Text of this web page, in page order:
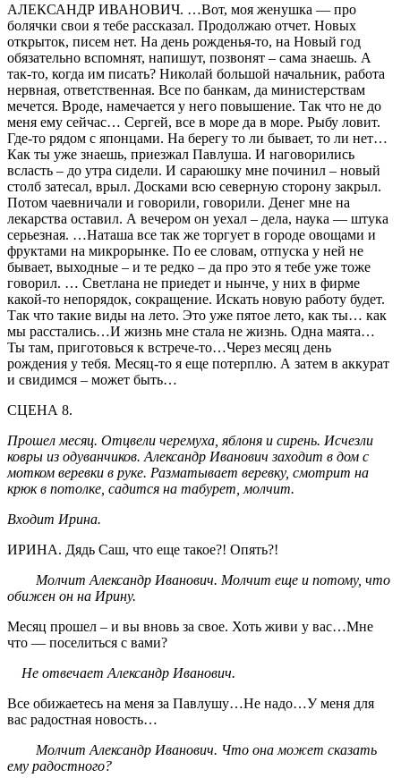
АЛЕКСАНДР ИВАНОВИЧ. …Вот, моя женушка — про
болячки свои я тебе рассказал. Продолжаю отчет. Новых
открыток, писем нет. На день рожденья-то, на Новый год
обязательно вспомнят, напишут, позвонят – сама знаешь. А
так-то, когда им писать? Николай большой начальник, работа
нервная, ответственная. Все по банкам, да министерствам
мечется. Вроде, намечается у него повышение. Так что не до
меня ему сейчас… Сергей, все в море да в море. Рыбу ловит.
Где-то рядом с японцами. На берегу то ли бывает, то ли нет…
Как ты уже знаешь, приезжал Павлуша. И наговорились
всласть – до утра сидели. И сараюшку мне починил – новый
столб затесал, врыл. Досками всю северную сторону закрыл.
Потом чаевничали и говорили, говорили. Денег мне на
лекарства оставил. А вечером он уехал – дела, наука — штука
серьезная. …Наташа все так же торгует в городе овощами и
фруктами на микрорынке. По ее словам, отпуска у ней не
бывает, выходные – и те редко – да про это я тебе уже тоже
говорил. … Светлана не приедет и нынче, у них в фирме
какой-то непорядок, сокращение. Искать новую работу будет.
Так что такие виды на лето. Это уже пятое лето, как ты… как
мы расстались…И жизнь мне стала не жизнь. Одна маята…
Ты там, приготовься к встрече-то…Через месяц день
рождения у тебя. Месяц-то я еще потерплю. А затем в аккурат
и свидимся – может быть…
СЦЕНА 8.
Прошел месяц. Отцвели черемуха, яблоня и сирень. Исчезли
ковры из одуванчиков. Александр Иванович заходит в дом с
мотком веревки в руке. Разматывает веревку, смотрит на
крюк в потолке, садится на табурет, молчит.
Входит Ирина.
ИРИНА. Дядь Саш, что еще такое?! Опять?!
Молчит Александр Иванович. Молчит еще и потому, что
обижен он на Ирину.
Месяц прошел – и вы вновь за свое. Хоть живи у вас…Мне
что — поселиться с вами?
Не отвечает Александр Иванович.
Все обижаетесь на меня за Павлушу…Не надо…У меня для
вас радостная новость…
Молчит Александр Иванович. Что она может сказать
ему радостного?